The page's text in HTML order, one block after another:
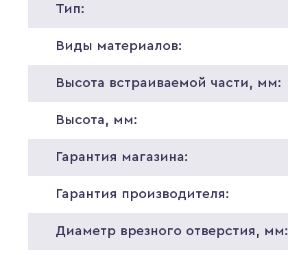
Тип:
Виды материалов:
Высота встраиваемой части, мм:
Высота, мм:
Гарантия магазина:
Гарантия производителя:
Диаметр врезного отверстия, мм: